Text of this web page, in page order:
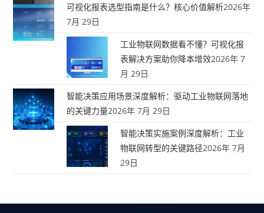
可视化报表选型指南是什么？核心价值解析2026年
7月 29日
工业物联网数据看不懂？可视化报
表解决方案助你降本增效2026年 7
月 29日
智能决策应用场景深度解析：驱动工业物联网落地
的关键力量2026年 7月 29日
智能决策实施案例深度解析：工业
物联网转型的关键路径2026年 7月
29日